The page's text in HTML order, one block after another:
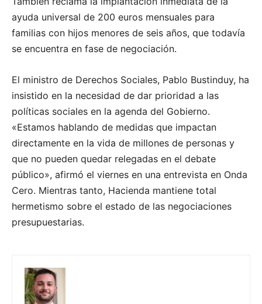
ayuda universal de 200 euros mensuales para
familias con hijos menores de seis años, que todavía
se encuentra en fase de negociación.
El ministro de Derechos Sociales, Pablo Bustinduy, ha
insistido en la necesidad de dar prioridad a las
políticas sociales en la agenda del Gobierno.
«Estamos hablando de medidas que impactan
directamente en la vida de millones de personas y
que no pueden quedar relegadas en el debate
público», afirmó el viernes en una entrevista en Onda
Cero. Mientras tanto, Hacienda mantiene total
hermetismo sobre el estado de las negociaciones
presupuestarias.